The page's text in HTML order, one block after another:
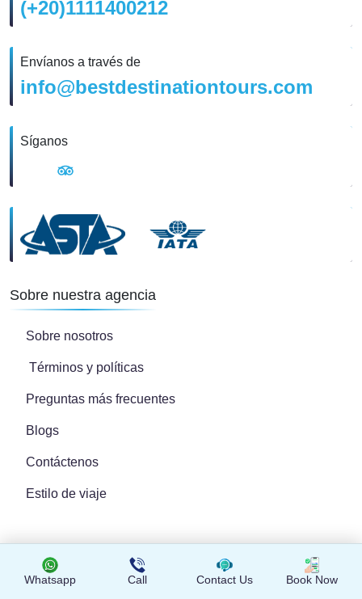
Whatsapp Call Contact Us Book Now
(+20)1111400212
Envíanos a través de
info@bestdestinationtours.com
Síganos
Sobre nuestra agencia
Sobre nosotros
Términos y políticas
Preguntas más frecuentes
Blogs
Contáctenos
Estilo de viaje
Viajes Organizados en Egipto
Tours de lujo en Egipto